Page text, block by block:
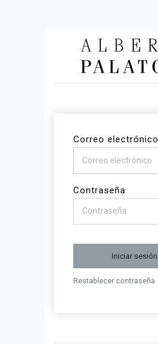
Correo electrónico
Contraseña
Iniciar sesión
Restablecer contraseña